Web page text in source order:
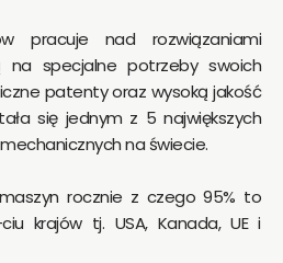
pracuje nad rozwiązaniami
na specjalne potrzeby swoich
patenty oraz wysoką jakość
się jednym z 5 największych
na świecie.
rocznie z czego 95% to
krajów tj. USA, Kanada, UE i